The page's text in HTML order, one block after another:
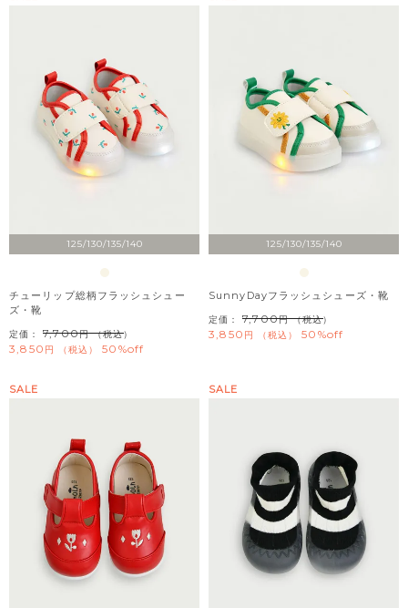
125/130/135/140
チューリップ総柄フラッシュシュー
ズ・靴
定価： 7,700 （税込）
3,850 税込 50%off
125/130/135/140
SunnyDayフラッシュシューズ・靴
定価： 7,700 （税込）
3,850 税込 50%off
SALE SALE